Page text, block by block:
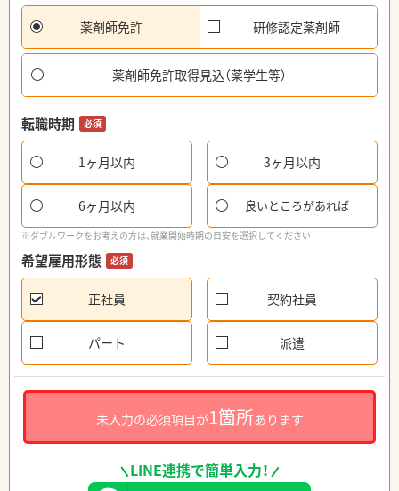
薬剤師免許 研修認定薬剤師
薬剤師免許取得見込（薬学生等）
転職時期 必須
1ヶ月以内 3ヶ月以内
6ヶ月以内 良いところがあれば
※ダブルワークをお考えの方は、就業開始時期の目安を選択してください
希望雇用形態 必須
正社員 契約社員
パート 派遣
未入力の必須項目が1箇所あります
LINE連携で簡単入力！